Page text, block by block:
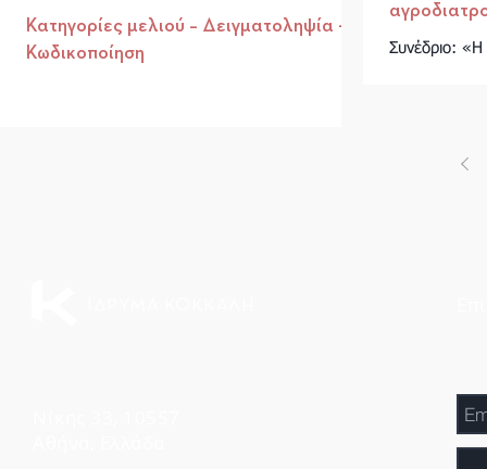
Συνέδριο: «Η
Κατηγορίες μελιού – Δειγματοληψία -
Κωδικοποίηση